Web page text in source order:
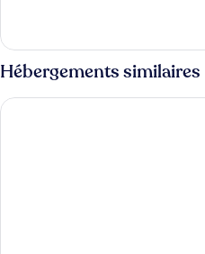
établissement
le
type
de
chambre
Cabane,
Hébergements similaires
IXORA Hotel and Spa